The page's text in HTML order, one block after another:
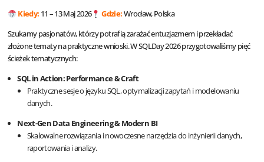
Kiedy: 11 – 13 Maj 2026 Gdzie:Wrocław, Polska
Szukamy pasjonatów, którzy potrafią zarażać entuzjazmem i przekładać
złożone tematy na praktyczne wnioski. W SQLDay 2026 przygotowaliśmy pięć
ścieżek tematycznych:
SQL in Action: Performance & Craft
Praktyczne sesje o języku SQL, optymalizacji zapytań i modelowaniu
danych.
Next-Gen Data Engineering & Modern BI
Skalowalne rozwiązania i nowoczesne narzędzia do inżynierii danych,
raportowania i analizy.